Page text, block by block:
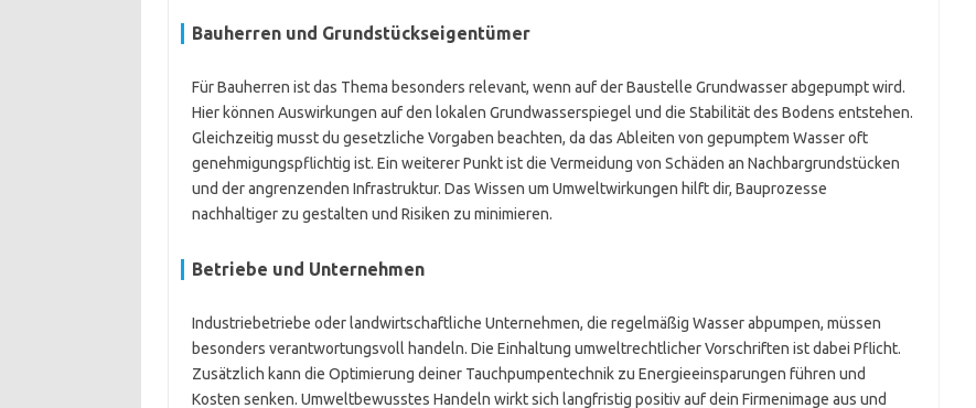
Bauherren und Grundstückseigentümer
Für Bauherren ist das Thema besonders relevant, wenn auf der Baustelle Grundwasser abgepumpt wird.
Hier können Auswirkungen auf den lokalen Grundwasserspiegel und die Stabilität des Bodens entstehen.
Gleichzeitig musst du gesetzliche Vorgaben beachten, da das Ableiten von gepumptem Wasser oft
genehmigungspflichtig ist. Ein weiterer Punkt ist die Vermeidung von Schäden an Nachbargrundstücken
und der angrenzenden Infrastruktur. Das Wissen um Umweltwirkungen hilft dir, Bauprozesse
nachhaltiger zu gestalten und Risiken zu minimieren.
Betriebe und Unternehmen
Industriebetriebe oder landwirtschaftliche Unternehmen, die regelmäßig Wasser abpumpen, müssen
besonders verantwortungsvoll handeln. Die Einhaltung umweltrechtlicher Vorschriften ist dabei Pflicht.
Zusätzlich kann die Optimierung deiner Tauchpumpentechnik zu Energieeinsparungen führen und
Kosten senken. Umweltbewusstes Handeln wirkt sich langfristig positiv auf dein Firmenimage aus und